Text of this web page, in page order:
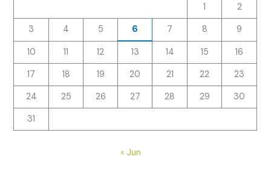
1
2
3
4 5 6 7 8
9
10
11 12 13 14 15
16
17
18 19 20 21 22
23
24
25 26 27 28 29
30
31
« Jun